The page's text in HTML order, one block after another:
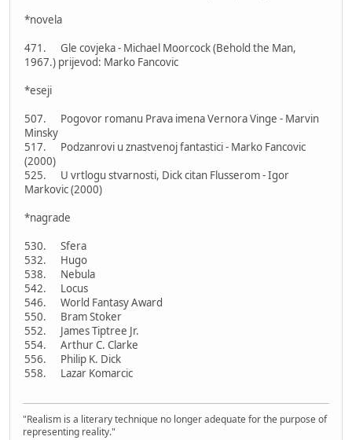
*novela
471. Gle covjeka - Michael Moorcock (Behold the Man,
1967.) prijevod: Marko Fancovic
*eseji
507. Pogovor romanu Prava imena Vernora Vinge - Marvin
Minsky
517. Podzanrovi u znastvenoj fantastici - Marko Fancovic
(2000)
525. U vrtlogu stvarnosti, Dick citan Flusserom - Igor
Markovic (2000)
*nagrade
530. Sfera
532. Hugo
538. Nebula
542. Locus
546. World Fantasy Award
550. Bram Stoker
552. James Tiptree Jr.
554. Arthur C. Clarke
556. Philip K. Dick
558. Lazar Komarcic
"Realism is a literary technique no longer adequate for the purpose of
representing reality."